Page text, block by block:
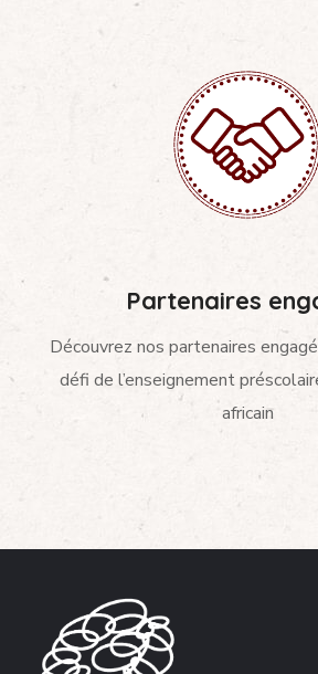
Partenaires
Découvrez nos partenaires
défi de l’enseignement
africain